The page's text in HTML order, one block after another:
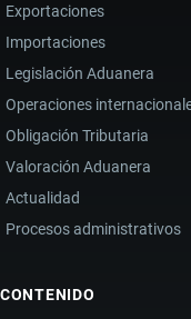
Exportaciones
Importaciones
Legislación Aduanera
Operaciones
Obligación Tributaria
Valoración Aduanera
Actualidad
Procesos administrativos
CONTENIDO